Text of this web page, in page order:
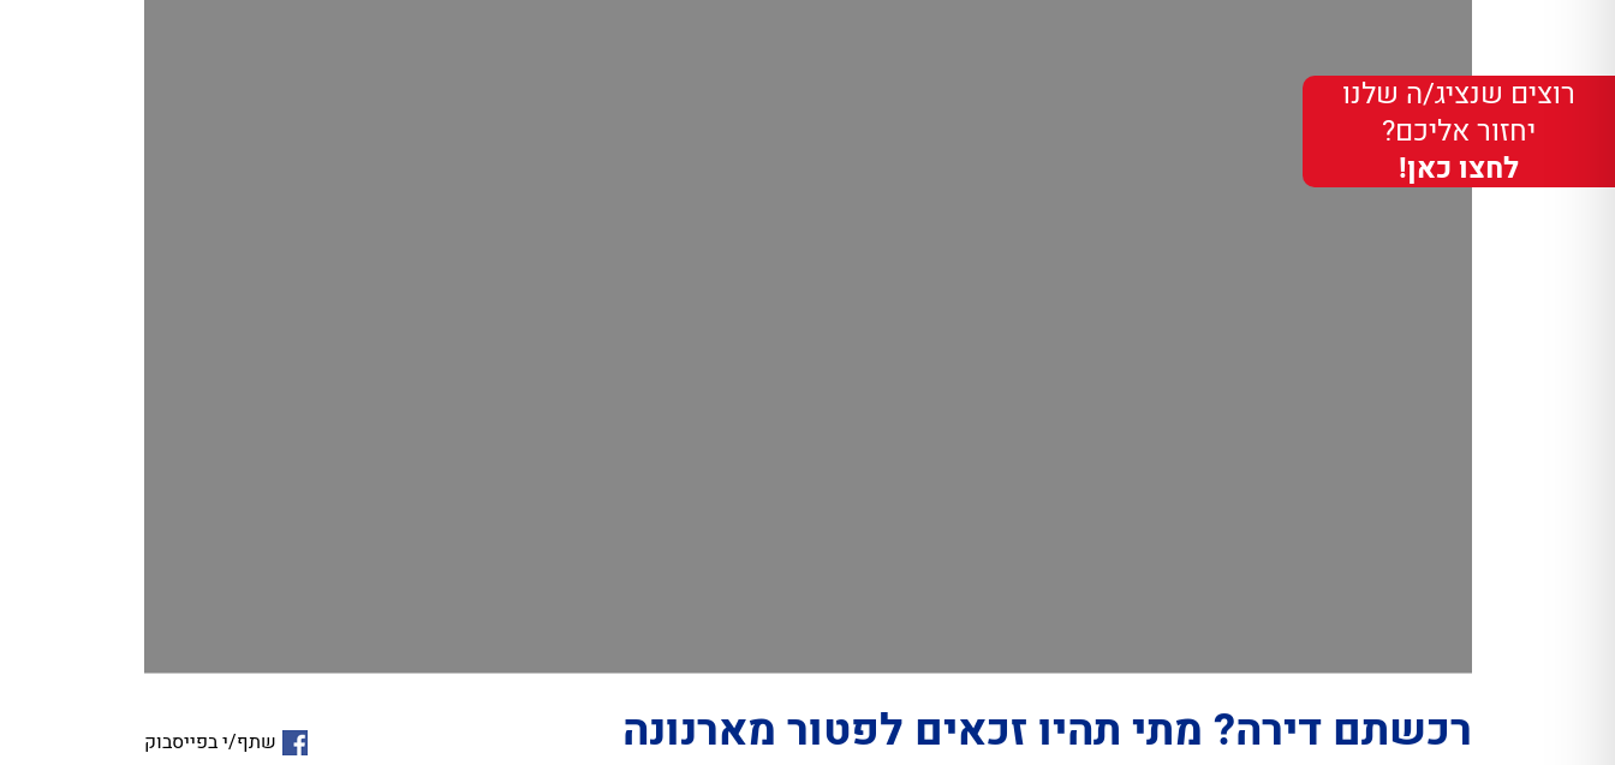
רכשתם דירה? מתי תהיו זכאים לפטור מארנונה שתף/י בפייסבוק
רוצים שנציג/ה שלנו
יחזור אליכם?
לחצו כאן!